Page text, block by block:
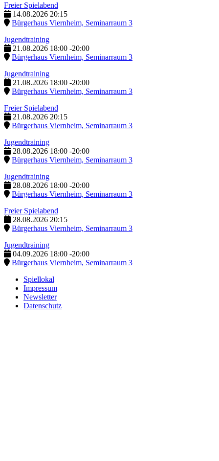
Freier Spielabend
14.08.2026 20:15
Bürgerhaus Viernheim, Seminarraum 3
Jugendtraining
21.08.2026 18:00 -20:00
Bürgerhaus Viernheim, Seminarraum 3
Jugendtraining
21.08.2026 18:00 -20:00
Bürgerhaus Viernheim, Seminarraum 3
Freier Spielabend
21.08.2026 20:15
Bürgerhaus Viernheim, Seminarraum 3
Jugendtraining
28.08.2026 18:00 -20:00
Bürgerhaus Viernheim, Seminarraum 3
Jugendtraining
28.08.2026 18:00 -20:00
Bürgerhaus Viernheim, Seminarraum 3
Freier Spielabend
28.08.2026 20:15
Bürgerhaus Viernheim, Seminarraum 3
Jugendtraining
04.09.2026 18:00 -20:00
Bürgerhaus Viernheim, Seminarraum 3
Spiellokal
Impressum
Newsletter
Datenschutz